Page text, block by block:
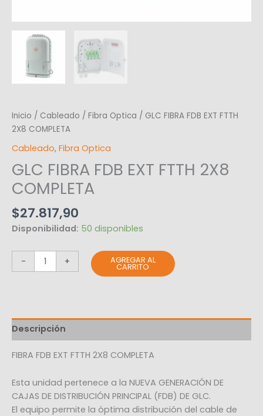
Inicio / Cableado / Fibra Optica / GLC FIBRA FDB EXT FTTH
2X8 COMPLETA
Cableado, Fibra Optica
GLC FIBRA FDB EXT FTTH 2X8
COMPLETA
$27.817,90
Disponibilidad: 50 disponibles
- + AGREGAR AL
CARRITO
Descripción
FIBRA FDB EXT FTTH 2X8 COMPLETA
Esta unidad pertenece a la NUEVA GENERACIÓN DE
CAJAS DE DISTRIBUCIÓN PRINCIPAL (FDB) DE GLC.
El equipo permite la óptima distribución del cable de